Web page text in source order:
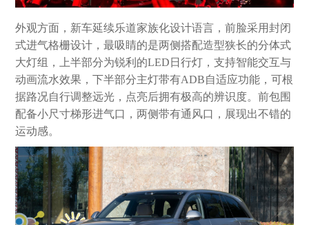
外观方面，新车延续乐道家族化设计语言，前脸采用封闭
式进气格栅设计，最吸睛的是两侧搭配造型狭长的分体式
大灯组，上半部分为锐利的LED日行灯，支持智能交互与
动画流水效果，下半部分主灯带有ADB自适应功能，可根
据路况自行调整远光，点亮后拥有极高的辨识度。前包围
配备小尺寸梯形进气口，两侧带有通风口，展现出不错的
运动感。